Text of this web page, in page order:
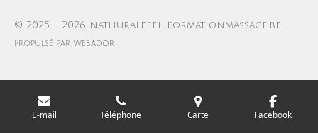
© 2025 - 2026 nathuralfeel-formationmassage.be
Propulsé par Webador
E-mail Téléphone Carte Facebook